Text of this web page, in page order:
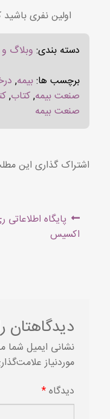
اولین نفری
دسته بندی: وبلاگ و
برچسب ها:بیمه,
صنعت بیمه,کتاب,
صنعت بیمه
اشتراک گذاری این
راهبری
نوشته
Previous
post:
پایگاه اطلاعاتی
اکسیس
دیدگاهتان
نشانی ایمیل شما
موردنیاز
دیدگاه*